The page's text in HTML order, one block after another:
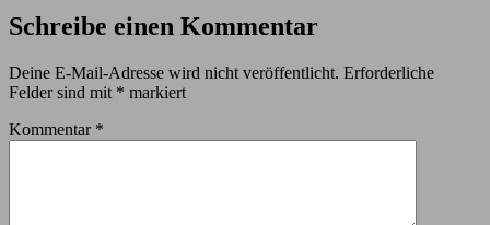
Schreibe einen Kommentar
Deine E-Mail-Adresse wird nicht veröffentlicht. Erforderliche
Felder sind mit * markiert
Kommentar *